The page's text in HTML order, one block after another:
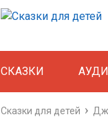
СКАЗКИ
Сказки для детей